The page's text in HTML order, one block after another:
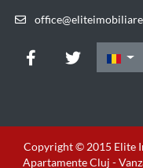
Copyright © 2015 Elite
Apartamente Cluj -